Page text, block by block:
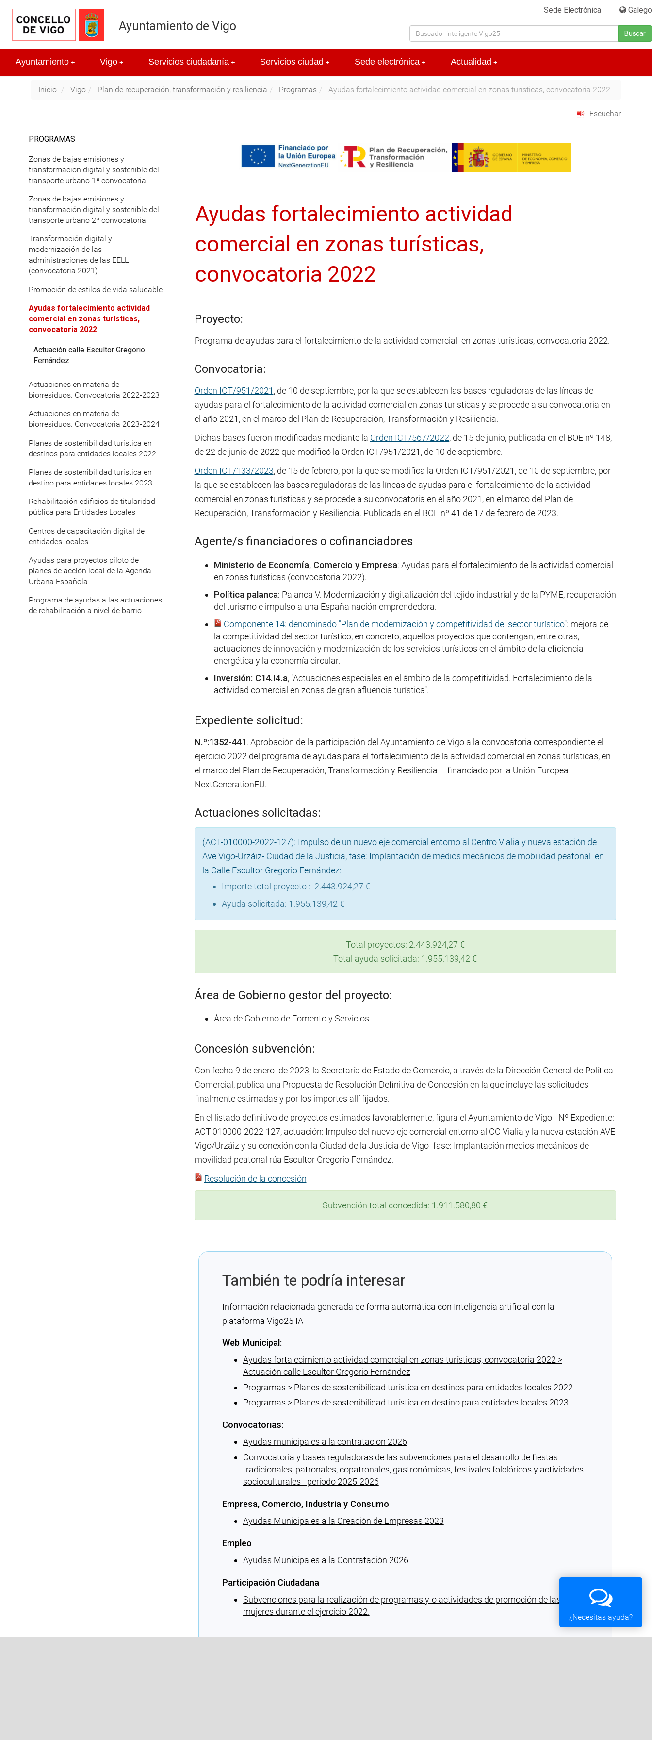
Sede Electrónica Galego
Buscar
Ayuntamiento de Vigo
+
Ayuntamiento +
Vigo +
Servicios ciudadanía +
Servicios ciudad +
Sede electrónica +
Actualidad
Inicio Vigo Plan de recuperación, transformación y resiliencia Programas Ayudas fortalecimiento actividad comercial en zonas turísticas, convocatoria 2022
Escuchar
Ayudas fortalecimiento actividad
comercial en zonas turísticas,
convocatoria 2022
Proyecto:
Programa de ayudas para el fortalecimiento de la actividad comercial en zonas turísticas, convocatoria 2022.
Convocatoria:
Orden ICT/951/2021, de 10 de septiembre, por la que se establecen las bases reguladoras de las líneas de
ayudas para el fortalecimiento de la actividad comercial en zonas turísticas y se procede a su convocatoria en
el año 2021, en el marco del Plan de Recuperación, Transformación y Resiliencia.
Dichas bases fueron modificadas mediante la Orden ICT/567/2022, de 15 de junio, publicada en el BOE nº 148,
de 22 de junio de 2022 que modificó la Orden ICT/951/2021, de 10 de septiembre.
Orden ICT/133/2023, de 15 de febrero, por la que se modifica la Orden ICT/951/2021, de 10 de septiembre, por
la que se establecen las bases reguladoras de las líneas de ayudas para el fortalecimiento de la actividad
comercial en zonas turísticas y se procede a su convocatoria en el año 2021, en el marco del Plan de
Recuperación, Transformación y Resiliencia. Publicada en el BOE nº 41 de 17 de febrero de 2023.
Agente/s financiadores o cofinanciadores
Ministerio de Economía, Comercio y Empresa: Ayudas para el fortalecimiento de la actividad comercial
en zonas turísticas (convocatoria 2022).
Política palanca: Palanca V. Modernización y digitalización del tejido industrial y de la PYME, recuperación
del turismo e impulso a una España nación emprendedora.
Componente 14: denominado "Plan de modernización y competitividad del sector turístico": mejora de
la competitividad del sector turístico, en concreto, aquellos proyectos que contengan, entre otras,
actuaciones de innovación y modernización de los servicios turísticos en el ámbito de la eficiencia
energética y la economía circular.
Inversión: C14.I4.a, "Actuaciones especiales en el ámbito de la competitividad. Fortalecimiento de la
actividad comercial en zonas de gran afluencia turística".
Expediente solicitud:
N.º:1352-441. Aprobación de la participación del Ayuntamiento de Vigo a la convocatoria correspondiente el
ejercicio 2022 del programa de ayudas para el fortalecimiento de la actividad comercial en zonas turísticas, en
el marco del Plan de Recuperación, Transformación y Resiliencia – financiado por la Unión Europea –
NextGenerationEU.
Actuaciones solicitadas:
(ACT-010000-2022-127): Impulso de un nuevo eje comercial entorno al Centro Vialia y nueva estación de
Ave Vigo-Urzáiz- Ciudad de la Justicia, fase: Implantación de medios mecánicos de mobilidad peatonal en
la Calle Escultor Gregorio Fernández:
Importe total proyecto : 2.443.924,27 €
Ayuda solicitada: 1.955.139,42 €
Total proyectos: 2.443.924,27 €
Total ayuda solicitada: 1.955.139,42 €
Área de Gobierno gestor del proyecto:
Área de Gobierno de Fomento y Servicios
Concesión subvención:
Con fecha 9 de enero de 2023, la Secretaría de Estado de Comercio, a través de la Dirección General de Política
Comercial, publica una Propuesta de Resolución Definitiva de Concesión en la que incluye las solicitudes
finalmente estimadas y por los importes allí fijados.
En el listado definitivo de proyectos estimados favorablemente, figura el Ayuntamiento de Vigo - Nº Expediente:
ACT-010000-2022-127, actuación: Impulso del nuevo eje comercial entorno al CC Vialia y la nueva estación AVE
Vigo/Urzáiz y su conexión con la Ciudad de la Justicia de Vigo- fase: Implantación medios mecánicos de
movilidad peatonal rúa Escultor Gregorio Fernández.
Resolución de la concesión
Subvención total concedida: 1.911.580,80 €
También te podría interesar
Información relacionada generada de forma automática con Inteligencia artificial con la
plataforma Vigo25 IA
Web Municipal:
Ayudas fortalecimiento actividad comercial en zonas turísticas, convocatoria 2022 >
Actuación calle Escultor Gregorio Fernández
Programas > Planes de sostenibilidad turística en destinos para entidades locales 2022
Programas > Planes de sostenibilidad turística en destino para entidades locales 2023
Convocatorias:
Ayudas municipales a la contratación 2026
Convocatoria y bases reguladoras de las subvenciones para el desarrollo de fiestas
tradicionales, patronales, copatronales, gastronómicas, festivales folclóricos y actividades
socioculturales - período 2025-2026
Empresa, Comercio, Industria y Consumo
Ayudas Municipales a la Creación de Empresas 2023
Empleo
Ayudas Municipales a la Contratación 2026
Participación Ciudadana
Subvenciones para la realización de programas y-o actividades de promoción de las
mujeres durante el ejercicio 2022.
PROGRAMAS
Zonas de bajas emisiones y
transformación digital y sostenible del
transporte urbano 1ª convocatoria
Zonas de bajas emisiones y
transformación digital y sostenible del
transporte urbano 2ª convocatoria
Transformación digital y
modernización de las
administraciones de las EELL
(convocatoria 2021)
Promoción de estilos de vida saludable
Ayudas fortalecimiento actividad
comercial en zonas turísticas,
convocatoria 2022
Actuación calle Escultor Gregorio
Fernández
Actuaciones en materia de
biorresiduos. Convocatoria 2022-2023
Actuaciones en materia de
biorresiduos. Convocatoria 2023-2024
Planes de sostenibilidad turística en
destinos para entidades locales 2022
Planes de sostenibilidad turística en
destino para entidades locales 2023
Rehabilitación edificios de titularidad
pública para Entidades Locales
Centros de capacitación digital de
entidades locales
Ayudas para proyectos piloto de
planes de acción local de la Agenda
Urbana Española
Programa de ayudas a las actuaciones
de rehabilitación a nivel de barrio
¿Necesitas ayuda?